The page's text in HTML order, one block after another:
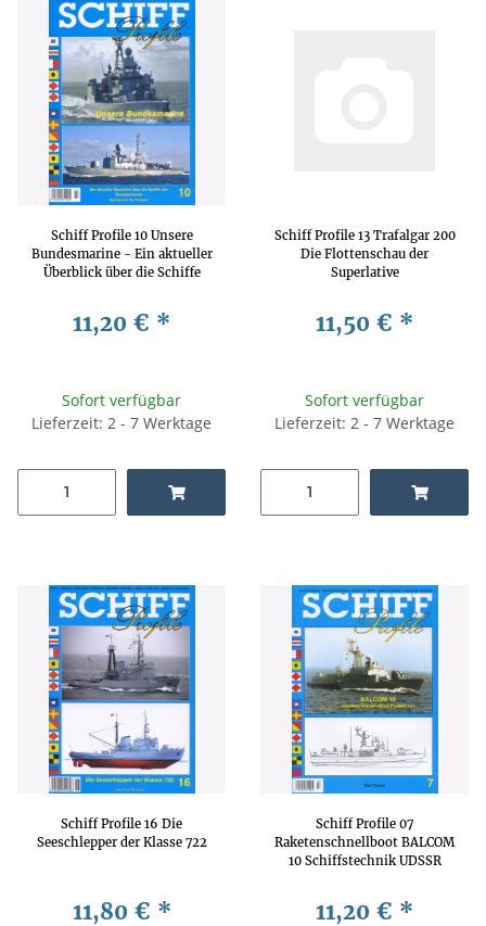
Schiff Profile 10 Unsere
Bundesmarine - Ein aktueller
Überblick über die Schiffe
11,20 € *
Sofort verfügbar
Lieferzeit: 2 - 7 Werktage
Schiff Profile 13 Trafalgar 200
Die Flottenschau der
Superlative
11,50 € *
Sofort verfügbar
Lieferzeit: 2 - 7 Werktage
Schiff Profile 16 Die
Seeschlepper der Klasse 722
11,80 € *
Schiff Profile 07
Raketenschnellboot BALCOM
10 Schiffstechnik UDSSR
11,20 € *